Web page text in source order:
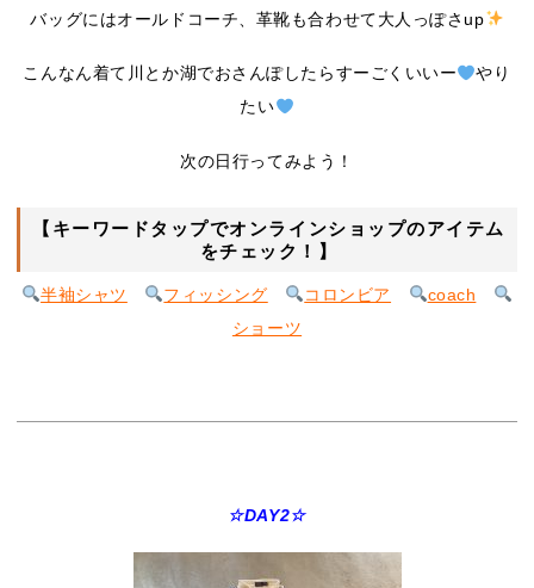
バッグにはオールドコーチ、革靴も合わせて大人っぽさup
こんなん着て川とか湖でおさんぽしたらすーごくいいー
やり
たい
次の日行ってみよう！
【キーワードタップでオンラインショップのアイテム
をチェック！】
半袖シャツ フィッシング コロンビア
coach
ショーツ
☆DAY2☆